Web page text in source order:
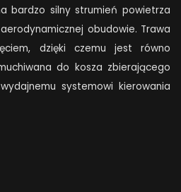
bardzo silny strumień powietrza
obudowie. Trawa
dzięki czemu jest równo
do kosza zbierającego
systemowi kierowania